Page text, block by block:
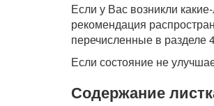
Если у Вас возникли
рекомендация
перечисленные в разделе
Если состояние не
Содержание